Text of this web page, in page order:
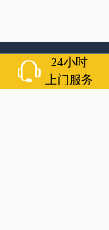
庄殡葬一条龙长沙殡
特灵车出租公司哈尔
24小时
上门服务